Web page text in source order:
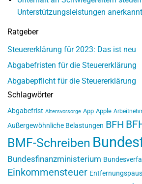
Unterstützungsleistungen
Ratgeber
Steuererklärung für 2023: Das ist neu
Abgabefristen für die Steuererklärung
Abgabepflicht für die Steuererklärung
Schlagwörter
Abgabefrist Altersvorsorge App Apple
Außergewöhnliche Belastungen BFH
BMF-Schreiben
Bundesfinanzministerium
Einkommensteuer